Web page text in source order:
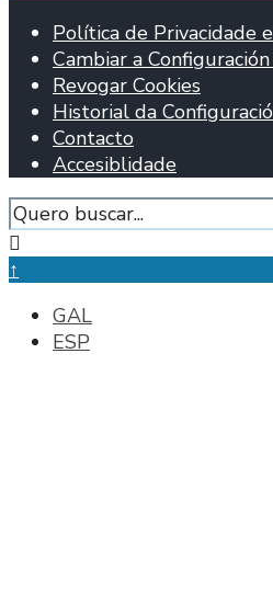
Política de Privacidade
Cambiar a
Revogar Cookies
Historial da
Contacto
Accesiblidade
Procurar
busca
↑
GAL
ESP